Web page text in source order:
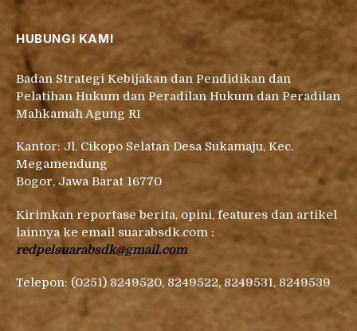
HUBUNGI KAMI
Badan Strategi Kebijakan dan Pendidikan dan
Pelatihan Hukum dan Peradilan Hukum dan Peradilan
Mahkamah Agung RI
Kantor: Jl. Cikopo Selatan Desa Sukamaju, Kec.
Megamendung
Bogor, Jawa Barat 16770
Kirimkan reportase berita, opini, features dan artikel
lainnya ke email suarabsdk.com :
redpelsuarabsdk@gmail.com
Telepon: (0251) 8249520, 8249522, 8249531, 8249539